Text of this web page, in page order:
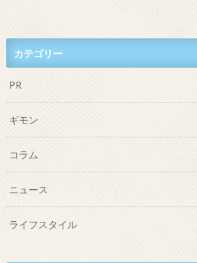
カテゴリー
PR
ギモン
コラム
ニュース
ライフスタイル